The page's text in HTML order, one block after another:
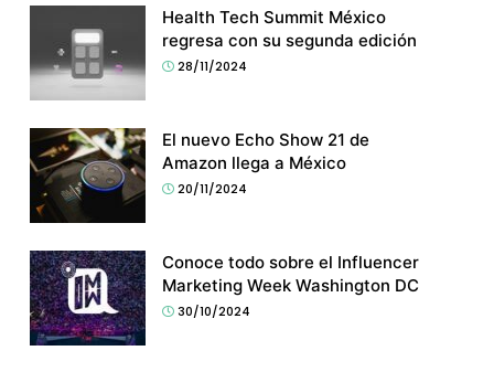
Health Tech Summit México
regresa con su segunda edición
28/11/2024
El nuevo Echo Show 21 de
Amazon llega a México
20/11/2024
Conoce todo sobre el Influencer
Marketing Week Washington DC
30/10/2024